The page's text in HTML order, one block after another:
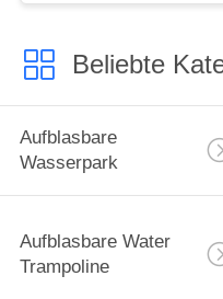
Beliebte
Aufblasbare
Wasserpark
Aufblasbare Water
Trampoline